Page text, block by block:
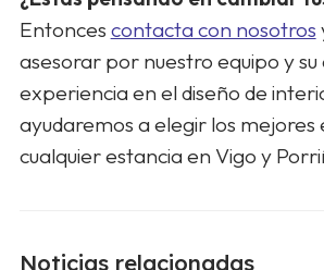
Entonces contacta con nosotros
asesorar por nuestro equipo y su
experiencia en el diseño de
ayudaremos a elegir los mejores
cualquier estancia en Vigo y
Noticias relacionadas